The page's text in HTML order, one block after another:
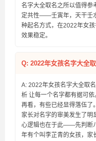
名字大全取名之所以值得参
定共性——壬寅年，天干壬
种起名方式，在2022年女孩
效果稳定。
Q: 2022年女孩名字大全
A: 2022年女孩名字大全取
析 让每一个名字都有据可
再看，有些已经显得落伍了
家长对名字的审美发生了
心逻辑也在于此——先判断
年有个叫李芷青的女孩，家